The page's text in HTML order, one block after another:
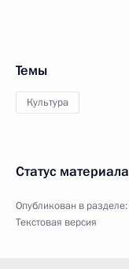
Темы
Культура
Статус материала
Опубликован в разделе:
Текстовая версия